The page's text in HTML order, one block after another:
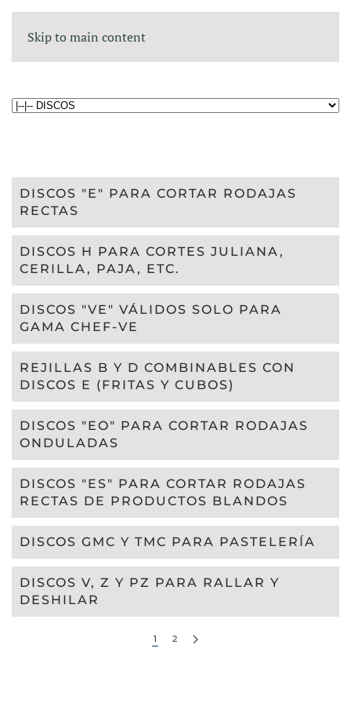
Skip to main content
DISCOS "E" PARA CORTAR RODAJAS
RECTAS
DISCOS H PARA CORTES JULIANA,
CERILLA, PAJA, ETC.
DISCOS "VE" VÁLIDOS SOLO PARA
GAMA CHEF-VE
REJILLAS B Y D COMBINABLES CON
DISCOS E (FRITAS Y CUBOS)
DISCOS "EO" PARA CORTAR RODAJAS
ONDULADAS
DISCOS "ES" PARA CORTAR RODAJAS
RECTAS DE PRODUCTOS BLANDOS
DISCOS GMC Y TMC PARA PASTELERÍA
DISCOS V, Z Y PZ PARA RALLAR Y
DESHILAR
1 2